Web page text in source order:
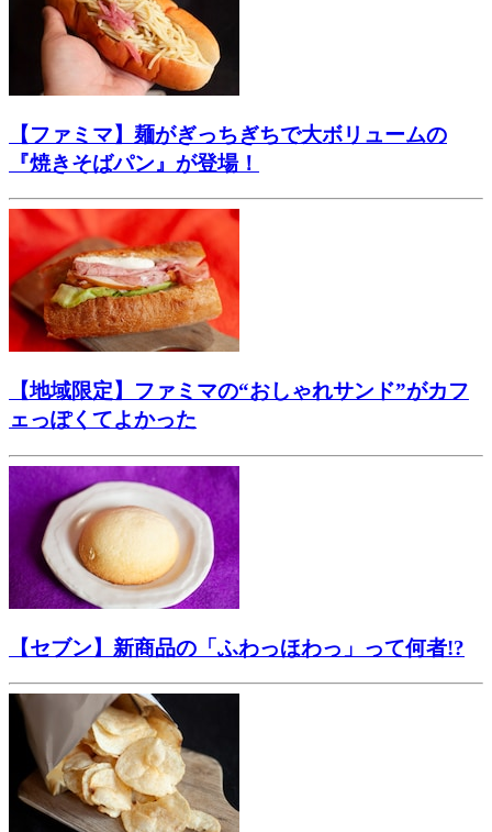
【ファミマ】麺がぎっちぎちで大ボリュームの
『焼きそばパン』が登場！
【地域限定】ファミマの“おしゃれサンド”がカフ
ェっぽくてよかった
【セブン】新商品の「ふわっほわっ」って何者!?